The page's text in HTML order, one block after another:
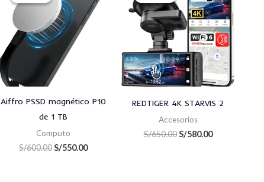
Aiffro PSSD magnético P10
de 1 TB
Computo
S/600.00
era:
S/600.00.
S/550.00
es:
S/550.00.
REDTIGER 4K STARVIS 2
Accesorios
S/650.00
era:
S/650.00.
S/580.00
es:
S/580.00.